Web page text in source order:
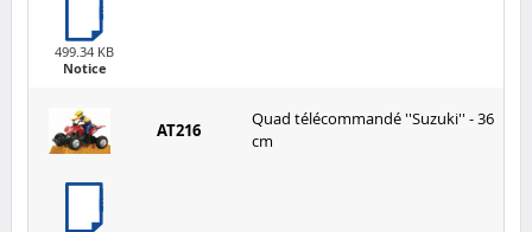
499.34 KB
Notice
AT216
Quad télécommandé ''Suzuki'' - 36
cm